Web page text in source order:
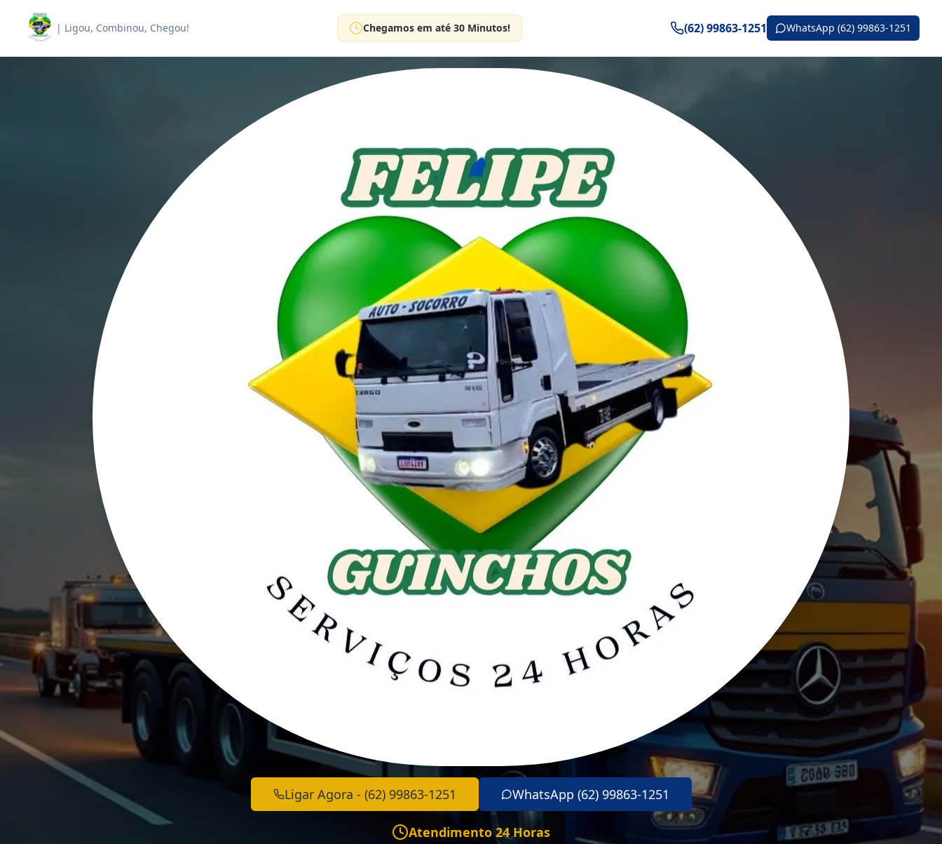
| Ligou, Combinou, Chegou! Chegamos em até 30 Minutos! (62) 99863-1251 WhatsApp (62) 99863-1251
Ligar Agora - (62) 99863-1251 WhatsApp (62) 99863-1251
Atendimento 24 Horas